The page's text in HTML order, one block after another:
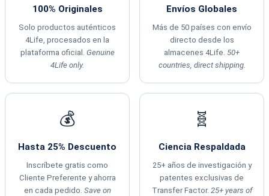
100% Originales
Solo productos auténticos
4Life, procesados en la
plataforma oficial. Genuine
4Life only.
Envíos Globales
Más de 50 países con envío
directo desde los
almacenes 4Life. 50+
countries, direct shipping.
💰
Hasta 25% Descuento
Inscríbete gratis como
Cliente Preferente y ahorra
en cada pedido. Save on
🧬
Ciencia Respaldada
25+ años de investigación y
patentes exclusivas de
Transfer Factor. 25+ years of